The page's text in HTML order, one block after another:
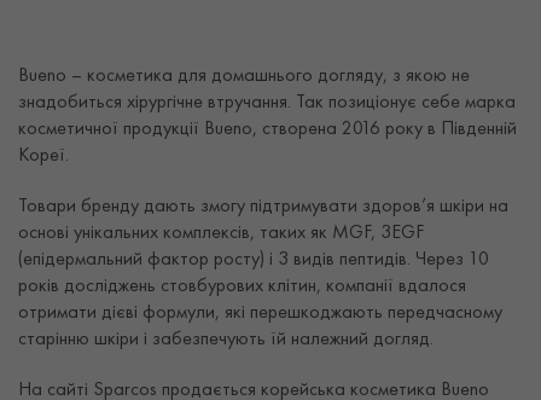
Bueno – косметика для домашнього догляду, з якою не
знадобиться хірургічне втручання. Так позиціонує себе марка
косметичної продукції Bueno, створена 2016 року в Південній
Кореї.
Товари бренду дають змогу підтримувати здоров’я шкіри на
основі унікальних комплексів, таких як MGF, 3EGF
(епідермальний фактор росту) і 3 видів пептидів. Через 10
років досліджень стовбурових клітин, компанії вдалося
отримати дієві формули, які перешкоджають передчасному
старінню шкіри і забезпечують їй належний догляд.
На сайті Sparcos продається корейська косметика Bueno